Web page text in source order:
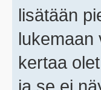
lisätään
lukemaan
kertaa